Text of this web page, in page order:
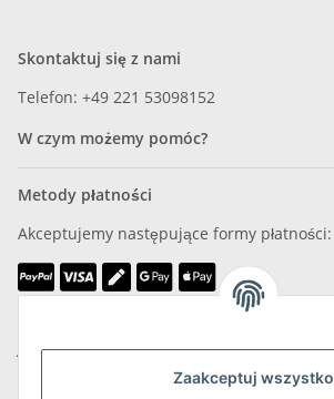
Zaakceptuj wszystko
Skontaktuj się z nami
Telefon: +49 221 53098152
W czym możemy pomóc?
Metody płatności
Akceptujemy następujące formy płatności:
Jesteśmy członkiem